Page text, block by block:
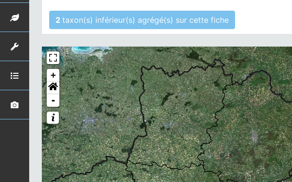
2 taxon(s) inférieur(s) agrégé(s) sur cette fiche
+
-